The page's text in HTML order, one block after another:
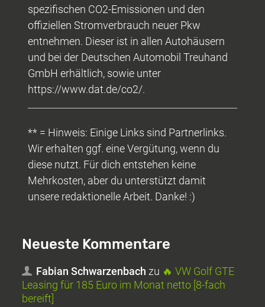
spezifischen CO2-Emissionen und den
offiziellen Stromverbrauch neuer Pkw
entnehmen. Dieser ist in allen Autohäusern
und bei der Deutschen Automobil Treuhand
GmbH erhältlich, sowie unter
https://www.dat.de/co2/.
** = Hinweis: Einige Links sind Partnerlinks.
Wir erhalten ggf. eine Vergütung, wenn du
diese nutzt. Für dich entstehen keine
Mehrkosten, aber du unterstützt damit
unsere redaktionelle Arbeit. Danke! :)
Neueste Kommentare
Fabian Schwarzenbach zu 🔥 VW Golf GTE
Leasing für 185 Euro im Monat netto [8-fach
bereift]